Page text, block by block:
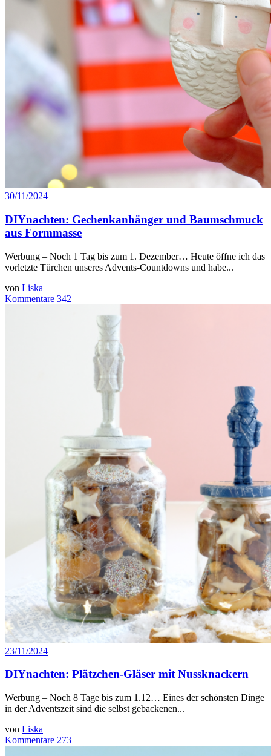
30/11/2024
DIYnachten: Gechenkanhänger und Baumschmuck
aus Formmasse
Werbung – Noch 1 Tag bis zum 1. Dezember… Heute öffne ich das
vorletzte Türchen unseres Advents-Countdowns und habe...
von Liska
Kommentare 342
23/11/2024
DIYnachten: Plätzchen-Gläser mit Nussknackern
Werbung – Noch 8 Tage bis zum 1.12… Eines der schönsten Dinge
in der Adventszeit sind die selbst gebackenen...
von Liska
Kommentare 273